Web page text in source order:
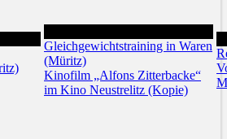
Gleichgewichtstraining in Waren
(Müritz)
Kinofilm „Alfons Zitterbacke“
im Kino Neustrelitz (Kopie)